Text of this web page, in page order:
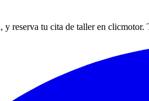
reserva tu cita de taller en